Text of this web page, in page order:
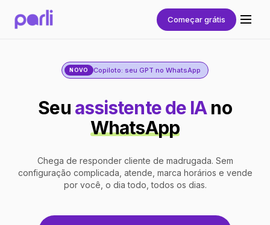
Começar grátis
NOVO Copiloto: seu GPT no WhatsApp
Seu assistente de IAno
WhatsApp
Chega de responder cliente de madrugada. Sem
configuração complicada, atende, marca horários e vende
por você, o dia todo, todos os dias.